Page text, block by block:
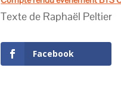
Texte de Raphaël Peltier
Facebook